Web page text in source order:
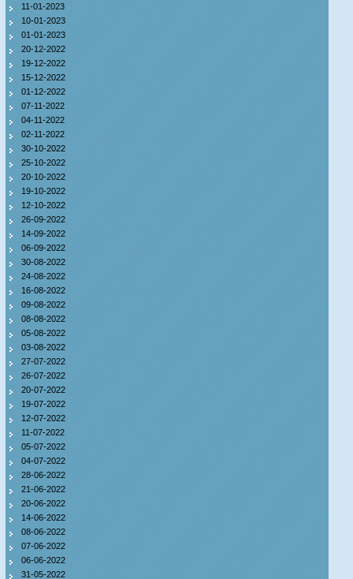
11-01-2023
10-01-2023
01-01-2023
20-12-2022
19-12-2022
15-12-2022
01-12-2022
07-11-2022
04-11-2022
02-11-2022
30-10-2022
25-10-2022
20-10-2022
19-10-2022
12-10-2022
26-09-2022
14-09-2022
06-09-2022
30-08-2022
24-08-2022
16-08-2022
09-08-2022
08-08-2022
05-08-2022
03-08-2022
27-07-2022
26-07-2022
20-07-2022
19-07-2022
12-07-2022
11-07-2022
05-07-2022
04-07-2022
28-06-2022
21-06-2022
20-06-2022
14-06-2022
08-06-2022
07-06-2022
06-06-2022
31-05-2022